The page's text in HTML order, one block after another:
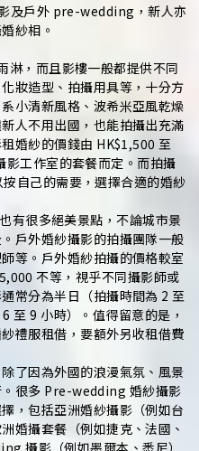
及戶外 pre-wedding，新人亦
紗相。
，而且影樓一般都提供不同
妝造型、拍攝用具等，十分方
小清新風格、波希米亞風乾燥
人不用出國，也能拍攝出充滿
婚紗的價錢由 HK$1,500 至
工作室的套餐而定。而拍攝
自己的需要，選擇合適的婚紗
很多絕美景點，不論城市景
戶外婚紗攝影的拍攝團隊一般
等。戶外婚紗拍攝的價格較室
不等，視乎不同攝影師或
常分為半日（拍攝時間為 2 至
至 9 小時）。值得留意的是，
禮服租借，要額外另收租借費
了因為外國的浪漫氣氛、風景
很多 Pre-wedding 婚紗攝影
，包括亞洲婚紗攝影（例如台
婚攝套餐（例如捷克、法國、
攝影（例如墨爾本、悉尼）